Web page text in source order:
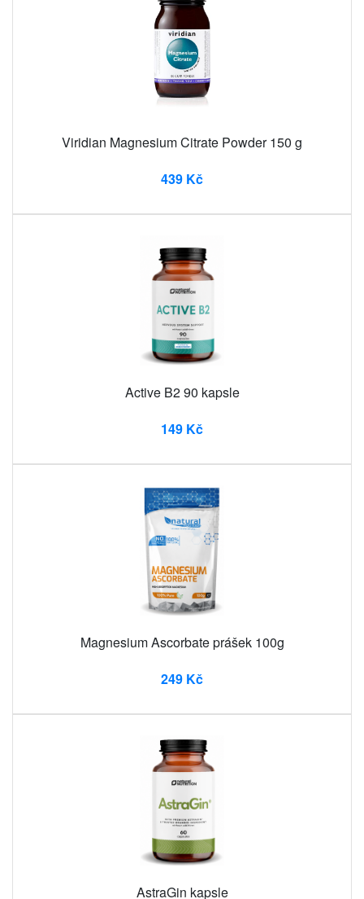
Viridian Magnesium Citrate Powder 150 g
439 Kč
Active B2 90 kapsle
149 Kč
Magnesium Ascorbate prášek 100g
249 Kč
AstraGin kapsle